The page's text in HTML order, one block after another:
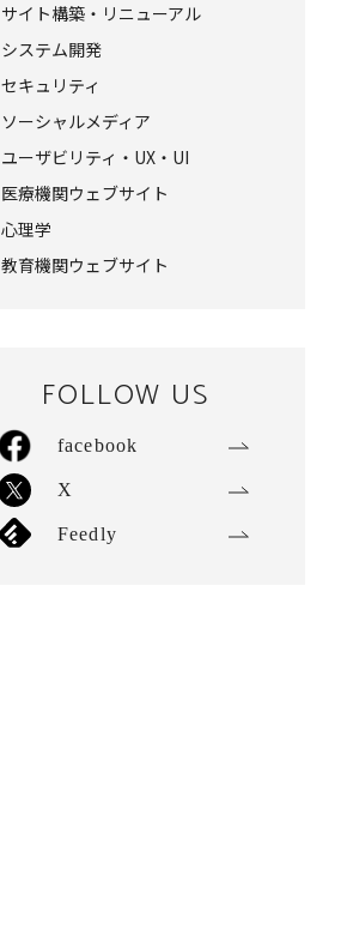
サイト構築・リニューアル
システム開発
セキュリティ
ソーシャルメディア
ユーザビリティ・UX・UI
医療機関ウェブサイト
心理学
教育機関ウェブサイト
FOLLOW US
facebook
X
Feedly